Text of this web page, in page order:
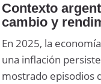
Contexto
cambio y
En 2025, la
una inflación
mostrado episodios